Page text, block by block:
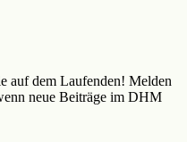
auf dem Laufenden! Melden
neue Beiträge im DHM